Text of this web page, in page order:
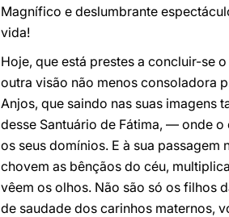
Magnífico e deslumbrante
vida!
Hoje, que está prestes a concluir-se
outra visão não menos consoladora
Anjos, que saindo nas suas imagens
desse Santuário de Fátima, — onde
os seus domínios. E à sua passagem
chovem as bênçãos do céu,
vêem os olhos. Não são só os filhos
de saudade dos carinhos maternos,